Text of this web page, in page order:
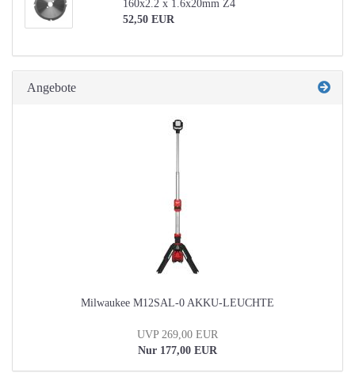
160x2.2 x 1.6x20mm Z4
52,50 EUR
Angebote
Milwaukee M12SAL-0 AKKU-LEUCHTE
UVP 269,00 EUR
Nur 177,00 EUR